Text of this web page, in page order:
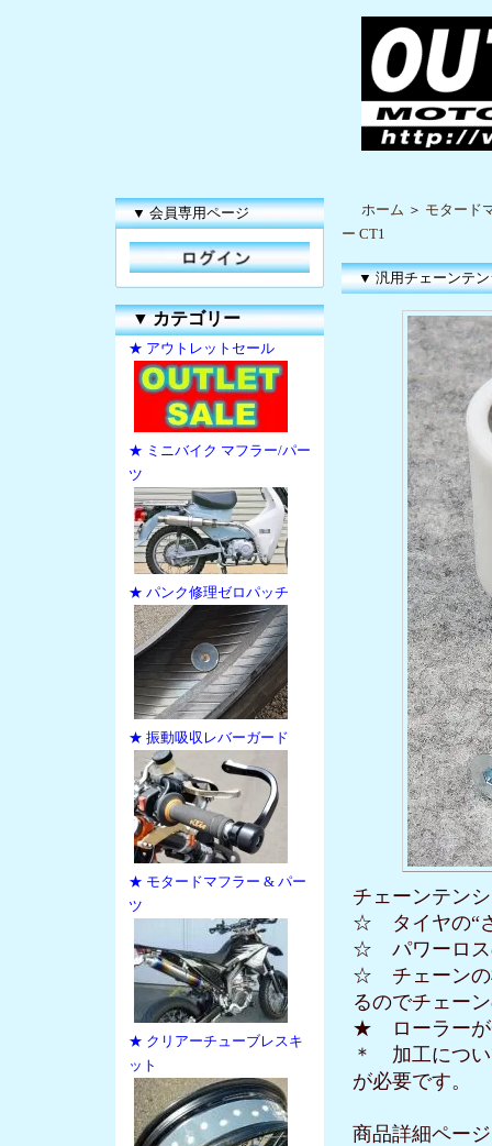
▼ 会員専用ページ
▼カテゴリー
★ アウトレットセール
★ ミニバイク マフラー/パー
ツ
★ パンク修理ゼロパッチ
★ 振動吸収レバーガード
★ モタードマフラー & パー
ツ
★ クリアーチューブレスキ
ット
ホーム ＞ モタード
ー CT1
▼ 汎用チェーンテン
チェーンテン
☆ タイヤの“さ
☆ パワーロス
☆ チェーンの
るのでチェー
★ ローラーが
＊ 加工につい
が必要です。
商品詳細ペー